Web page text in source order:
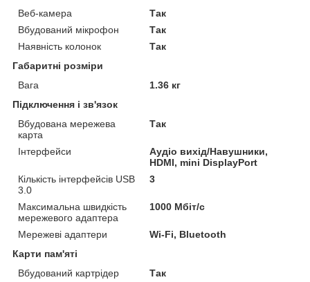
Веб-камера
Так
Вбудований мікрофон
Так
Наявність колонок
Так
Габаритні розміри
Вага
1.36 кг
Підключення і зв'язок
Вбудована мережева
карта
Так
Інтерфейси
Аудіо вихід/Навушники,
HDMI, mini DisplayPort
Кількість інтерфейсів USB
3.0
3
Максимальна швидкість
мережевого адаптера
1000 Мбіт/с
Мережеві адаптери
Wi-Fi, Bluetooth
Карти пам'яті
Вбудований картрідер
Так